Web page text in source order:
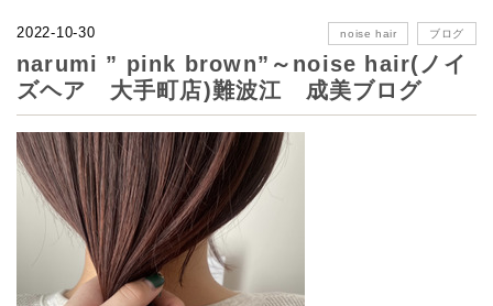
2022-10-30 noise hair ブログ
narumi ” pink brown”～noise hair(ノイ
ズヘア 大手町店)難波江 成美ブログ